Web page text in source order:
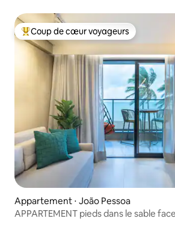
Coups de cœur voyageurs les plus
Coup de cœur voyageurs
Appartement ⋅ João Pessoa
APPARTEMENT pieds dans le sable